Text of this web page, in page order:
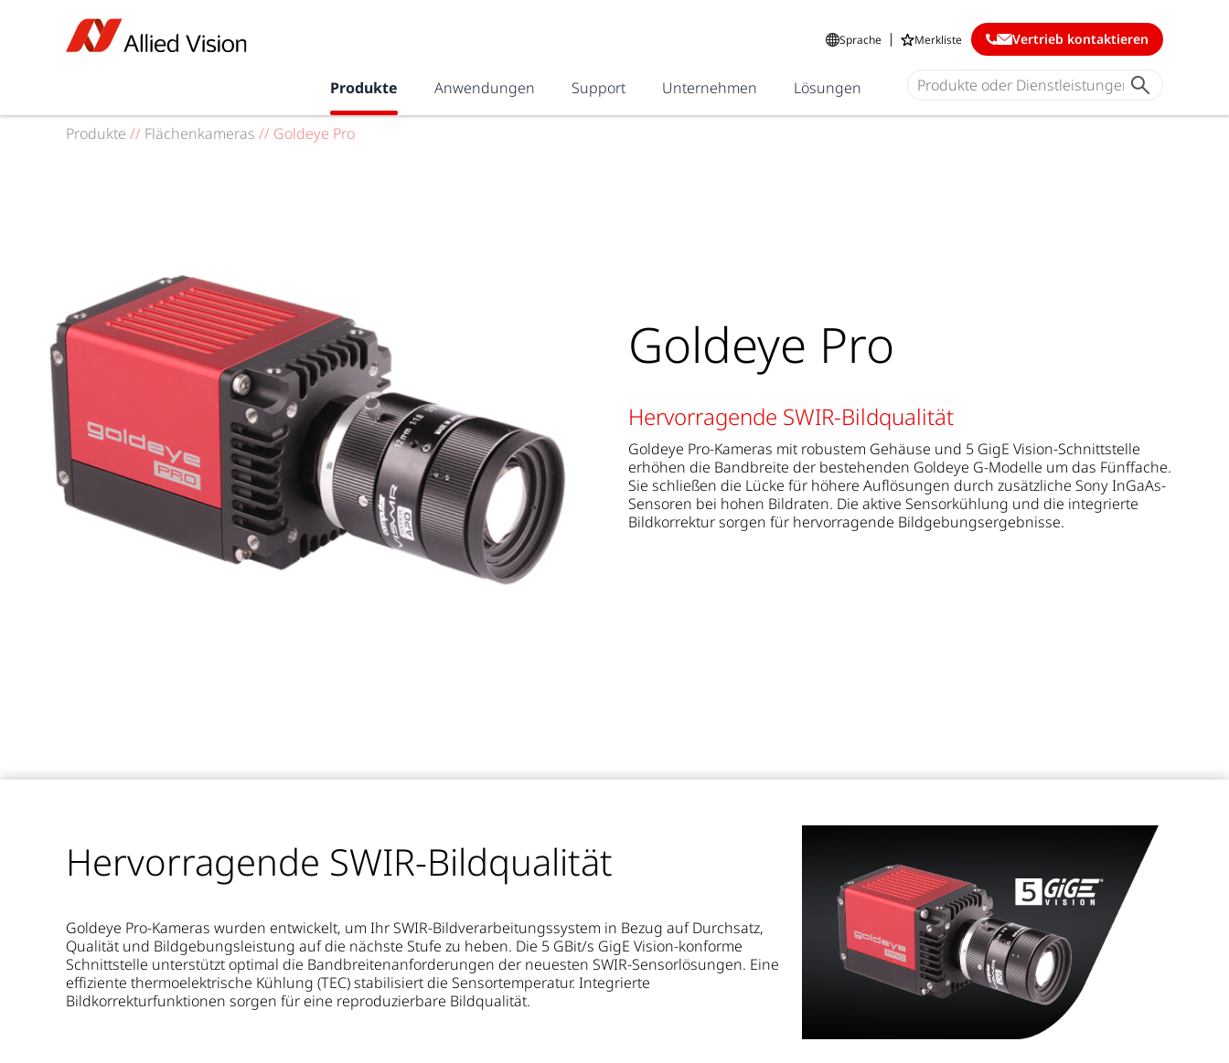
Sprache Merkliste Vertrieb kontaktieren
Produkte Anwendungen Support Unternehmen Lösungen
Produkte // Flächenkameras // Goldeye Pro
Goldeye Pro
Hervorragende SWIR-Bildqualität
Goldeye Pro-Kameras mit robustem Gehäuse und 5 GigE Vision-Schnittstelle
erhöhen die Bandbreite der bestehenden Goldeye G-Modelle um das Fünffache.
Sie schließen die Lücke für höhere Auflösungen durch zusätzliche Sony InGaAs-
Sensoren bei hohen Bildraten. Die aktive Sensorkühlung und die integrierte
Bildkorrektur sorgen für hervorragende Bildgebungsergebnisse.
Hervorragende SWIR-Bildqualität
Goldeye Pro-Kameras wurden entwickelt, um Ihr SWIR-Bildverarbeitungssystem in Bezug auf Durchsatz,
Qualität und Bildgebungsleistung auf die nächste Stufe zu heben. Die 5 GBit/s GigE Vision-konforme
Schnittstelle unterstützt optimal die Bandbreitenanforderungen der neuesten SWIR-Sensorlösungen. Eine
effiziente thermoelektrische Kühlung (TEC) stabilisiert die Sensortemperatur. Integrierte
Bildkorrekturfunktionen sorgen für eine reproduzierbare Bildqualität.